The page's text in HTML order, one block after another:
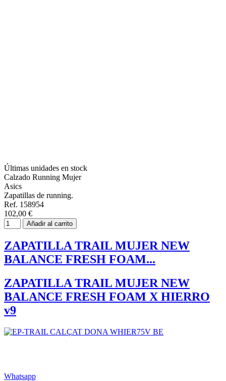
Whatsapp
Últimas unidades en stock
Calzado Running Mujer
Asics
Zapatillas de running.
Ref. 158954
102,00 €
Añadir al carrito
ZAPATILLA TRAIL MUJER NEW
BALANCE FRESH FOAM...
ZAPATILLA TRAIL MUJER NEW
BALANCE FRESH FOAM X HIERRO
v9